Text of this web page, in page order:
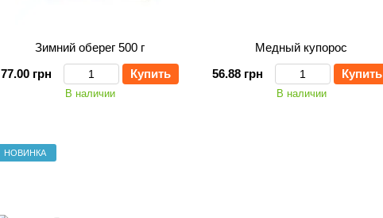
Зимний оберег 500 г
77.00 грн
Купить
В наличии
Медный купорос
56.88 грн
Купить
В наличии
НОВИНКА